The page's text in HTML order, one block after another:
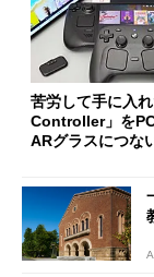
苦労して手に入
Controller」を
ARグラスにつ